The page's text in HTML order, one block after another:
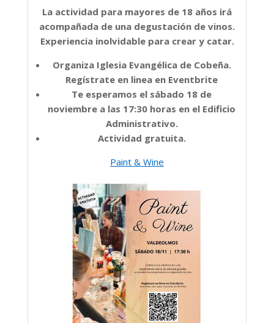
La actividad para mayores de 18 años irá
acompañada de una degustación de vinos.
Experiencia inolvidable para crear y catar.
Organiza Iglesia Evangélica de Cobeña.
Regístrate en linea en Eventbrite
Te esperamos el sábado 18 de
noviembre a las 17:30 horas en el Edificio
Administrativo.
Actividad gratuita.
Paint & Wine